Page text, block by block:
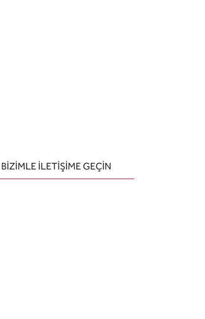
BIZIMLE ILETIŞIME GEÇIN